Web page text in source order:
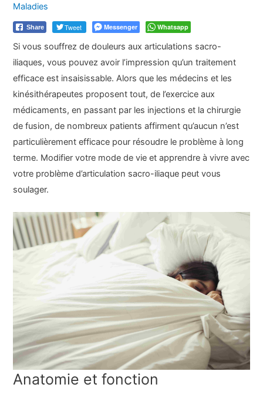
Maladies
Share Tweet Messenger Whatsapp
Si vous souffrez de douleurs aux articulations sacro-
iliaques, vous pouvez avoir l’impression qu’un traitement
efficace est insaisissable. Alors que les médecins et les
kinésithérapeutes proposent tout, de l’exercice aux
médicaments, en passant par les injections et la chirurgie
de fusion, de nombreux patients affirment qu’aucun n’est
particulièrement efficace pour résoudre le problème à long
terme. Modifier votre mode de vie et apprendre à vivre avec
votre problème d’articulation sacro-iliaque peut vous
soulager.
Anatomie et fonction